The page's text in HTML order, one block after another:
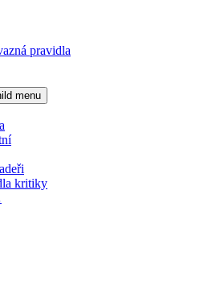
pravidla
menu
kritiky